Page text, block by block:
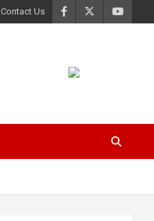
Contact Us